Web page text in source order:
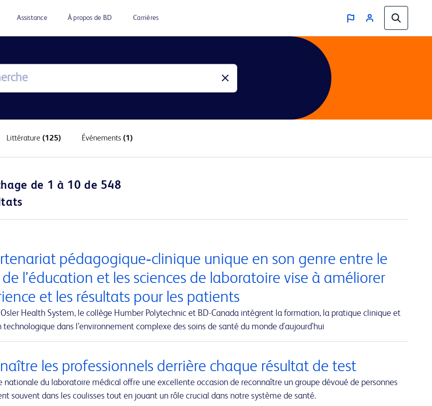
Assistance À propos de BD Carrières
Littérature (125) Événements (1)
de 1 à 10 de 548
pédagogique‑clinique unique en son genre entre le
l’éducation et les sciences de laboratoire vise à améliorer
et les résultats pour les patients
Health System, le collège Humber Polytechnic et BD-Canada intègrent la formation, la pratique clinique et
technologique dans l’environnement complexe des soins de santé du monde d'aujourd'hui
les professionnels derrière chaque résultat de test
nationale du laboratoire médical offre une excellente occasion de reconnaître un groupe dévoué de personnes
souvent dans les coulisses tout en jouant un rôle crucial dans notre système de santé.